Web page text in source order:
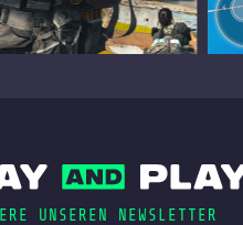
UNSEREN NEWSLETTER